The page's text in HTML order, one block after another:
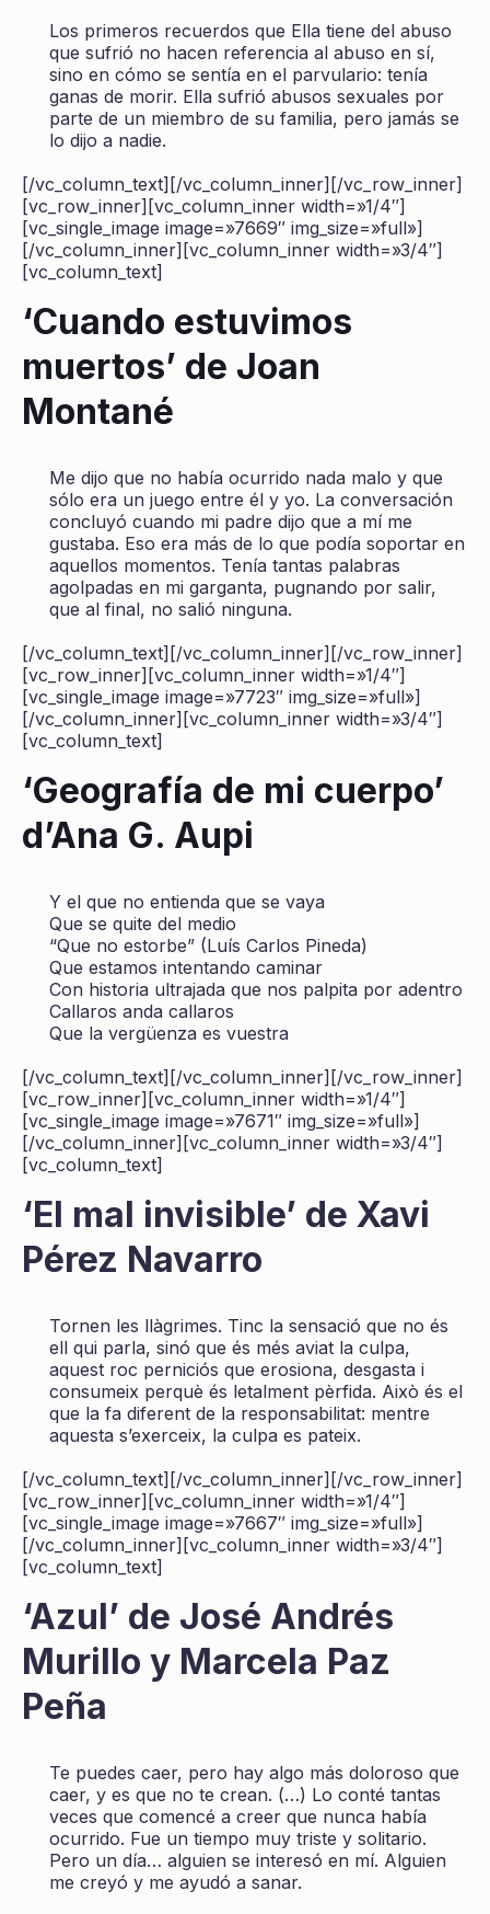
Los primeros recuerdos que Ella tiene del abuso
que sufrió no hacen referencia al abuso en sí,
sino en cómo se sentía en el parvulario: tenía
ganas de morir. Ella sufrió abusos sexuales por
parte de un miembro de su familia, pero jamás se
lo dijo a nadie.
[/vc_column_text][/vc_column_inner][/vc_row_inner]
[vc_row_inner][vc_column_inner width=»1/4″]
[vc_single_image image=»7669″ img_size=»full»]
[/vc_column_inner][vc_column_inner width=»3/4″]
[vc_column_text]
‘Cuando estuvimos
muertos’ de Joan
Montané
Me dijo que no había ocurrido nada malo y que
sólo era un juego entre él y yo. La conversación
concluyó cuando mi padre dijo que a mí me
gustaba. Eso era más de lo que podía soportar en
aquellos momentos. Tenía tantas palabras
agolpadas en mi garganta, pugnando por salir,
que al final, no salió ninguna.
[/vc_column_text][/vc_column_inner][/vc_row_inner]
[vc_row_inner][vc_column_inner width=»1/4″]
[vc_single_image image=»7723″ img_size=»full»]
[/vc_column_inner][vc_column_inner width=»3/4″]
[vc_column_text]
‘Geografía de mi cuerpo’
d’Ana G. Aupi
Y el que no entienda que se vaya
Que se quite del medio
“Que no estorbe” (Luís Carlos Pineda)
Que estamos intentando caminar
Con historia ultrajada que nos palpita por adentro
Callaros anda callaros
Que la vergüenza es vuestra
[/vc_column_text][/vc_column_inner][/vc_row_inner]
[vc_row_inner][vc_column_inner width=»1/4″]
[vc_single_image image=»7671″ img_size=»full»]
[/vc_column_inner][vc_column_inner width=»3/4″]
[vc_column_text]
‘El mal invisible’ de Xavi
Pérez Navarro
Tornen les llàgrimes. Tinc la sensació que no és
ell qui parla, sinó que és més aviat la culpa,
aquest roc perniciós que erosiona, desgasta i
consumeix perquè és letalment pèrfida. Això és el
que la fa diferent de la responsabilitat: mentre
aquesta s’exerceix, la culpa es pateix.
[/vc_column_text][/vc_column_inner][/vc_row_inner]
[vc_row_inner][vc_column_inner width=»1/4″]
[vc_single_image image=»7667″ img_size=»full»]
[/vc_column_inner][vc_column_inner width=»3/4″]
[vc_column_text]
‘Azul’ de José Andrés
Murillo y Marcela Paz
Peña
Te puedes caer, pero hay algo más doloroso que
caer, y es que no te crean. (…) Lo conté tantas
veces que comencé a creer que nunca había
ocurrido. Fue un tiempo muy triste y solitario.
Pero un día… alguien se interesó en mí. Alguien
me creyó y me ayudó a sanar.